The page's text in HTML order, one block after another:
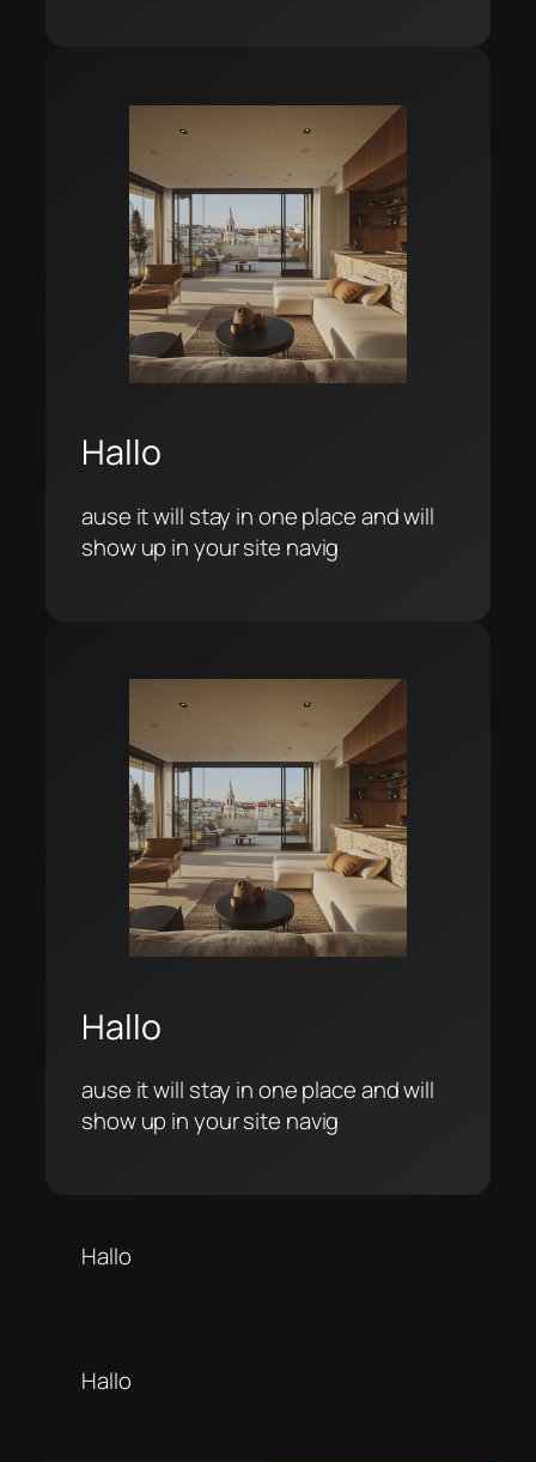
Hallo
ause it will stay in one place and will
show up in your site navig
Hallo
ause it will stay in one place and will
show up in your site navig
Hallo
Hallo